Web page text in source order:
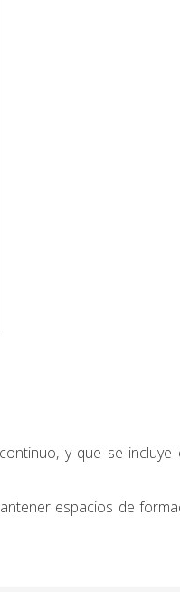
y que se
espacios de